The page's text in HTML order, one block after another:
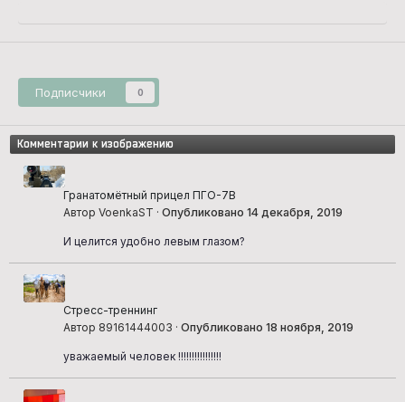
Подписчики 0
Комментарии к изображению
Гранатомётный прицел ПГО-7В
Автор VoenkaST · Опубликовано 14 декабря, 2019
И целится удобно левым глазом?
Стресс-треннинг
Автор 89161444003 · Опубликовано 18 ноября, 2019
уважаемый человек !!!!!!!!!!!!!!!!